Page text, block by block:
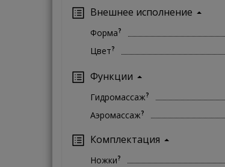
Внешнее исполнение
Форма?
Цвет?
Функции
Гидромассаж?
Аэромассаж?
Комплектация
Ножки?